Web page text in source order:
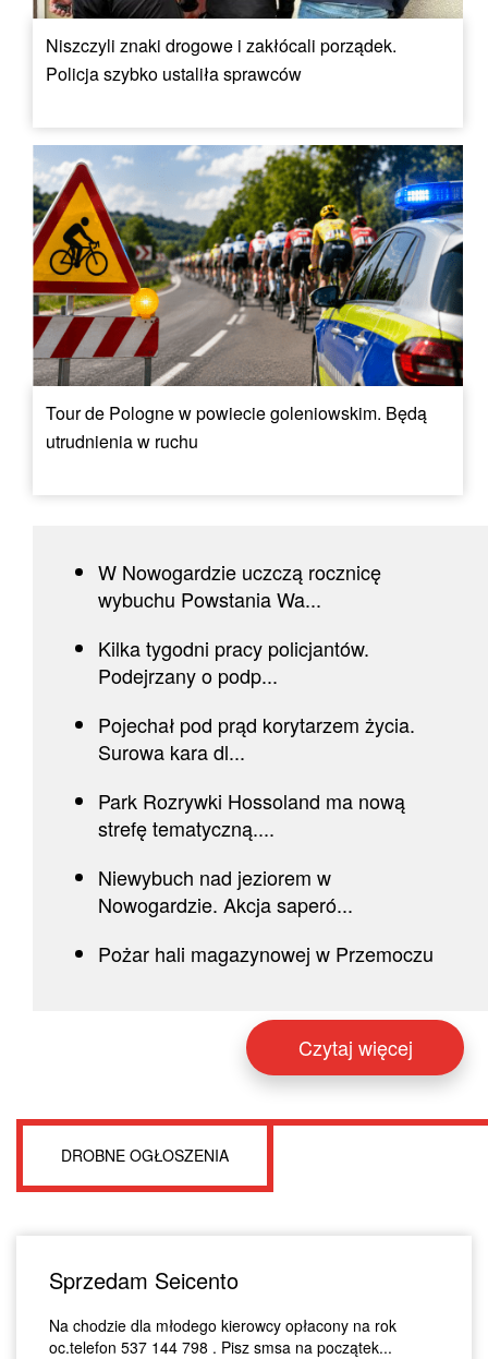
Niszczyli znaki drogowe i zakłócali porządek.
Policja szybko ustaliła sprawców
Tour de Pologne w powiecie goleniowskim. Będą
utrudnienia w ruchu
W Nowogardzie uczczą rocznicę
wybuchu Powstania Wa...
Kilka tygodni pracy policjantów.
Podejrzany o podp...
Pojechał pod prąd korytarzem życia.
Surowa kara dl...
Park Rozrywki Hossoland ma nową
strefę tematyczną....
Niewybuch nad jeziorem w
Nowogardzie. Akcja saperó...
Pożar hali magazynowej w Przemoczu
Czytaj więcej
DROBNE OGŁOSZENIA
Sprzedam Seicento
Na chodzie dla młodego kierowcy opłacony na rok
oc.telefon 537 144 798 . Pisz smsa na początek...